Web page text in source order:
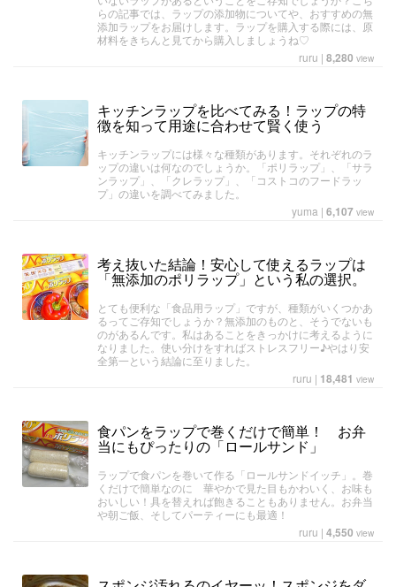
らの記事では、ラップの添加物についてや、おすすめの無
添加ラップをお届けします。ラップを購入する際には、原
材料をきちんと見てから購入しましょうね♡
ruru | 8,280 view
キッチンラップを比べてみる！ラップの特
徴を知って用途に合わせて賢く使う
キッチンラップには様々な種類があります。それぞれのラ
ップの違いは何なのでしょうか。「ポリラップ」、「サラ
ンラップ」、「クレラップ」、「コストコのフードラッ
プ」の違いを調べてみました。
yuma | 6,107 view
考え抜いた結論！安心して使えるラップは
「無添加のポリラップ」という私の選択。
とても便利な「食品用ラップ」ですが、種類がいくつかあ
るってご存知でしょうか？無添加のものと、そうでないも
のがあるんです。私はあることをきっかけに考えるように
なりました。使い分けをすればストレスフリー♪やはり安
全第一という結論に至りました。
ruru | 18,481 view
食パンをラップで巻くだけで簡単！ お弁
当にもぴったりの「ロールサンド」
ラップで食パンを巻いて作る「ロールサンドイッチ」。巻
くだけで簡単なのに 華やかで見た目もかわいく、お味も
おいしい！具を替えれば飽きることもありません。お弁当
や朝ご飯、そしてパーティーにも最適！
ruru | 4,550 view